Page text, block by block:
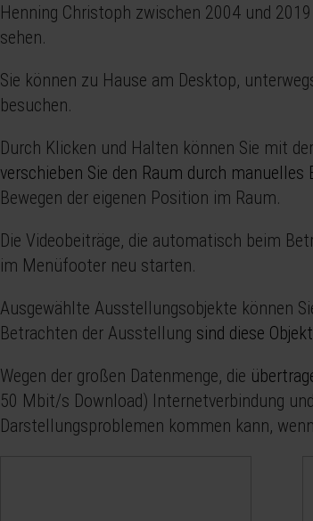
Henning Christoph zwischen 2004 und
sehen.
Sie können zu Hause am Desktop,
besuchen.
Durch Klicken und Halten können Sie mit
verschieben Sie den Raum durch
Bewegen der eigenen Position im Raum.
Die Videobeiträge, die automatisch beim
im Menüfooter neu starten.
Ausgewählte Ausstellungsobjekte können
Betrachten der Ausstellung sind diese
Wegen der großen Datenmenge, die
50 Mbit/s Download) Internetverbindung
Darstellungsproblemen kommen kann,